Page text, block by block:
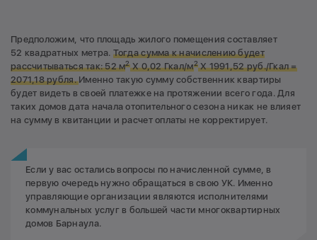
Предположим, что площадь жилого помещения составляет
52 квадратных метра. Тогда сумма к начислению будет
рассчитываться так: 52 м2Х 0,02 Гкал/м2Х 1991,52 руб./Гкал =
2071,18 рубля.Именно такую сумму собственник квартиры
будет видеть в своей платежке на протяжении всего года. Для
таких домов дата начала отопительного сезона никак не влияет
на сумму в квитанции и расчет оплаты не корректирует.
Если у вас остались вопросы по начисленной сумме, в
первую очередь нужно обращаться в свою УК. Именно
управляющие организации являются исполнителями
коммунальных услуг в большей части многоквартирных
домов Барнаула.